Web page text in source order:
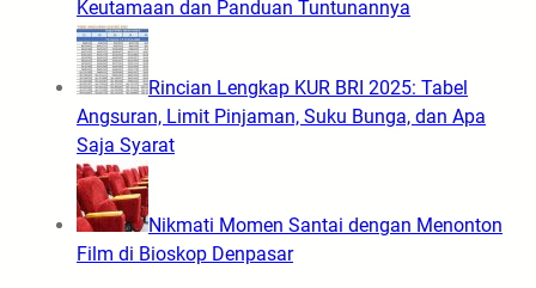
Keutamaan dan Panduan Tuntunannya
Rincian Lengkap KUR BRI 2025: Tabel
Angsuran, Limit Pinjaman, Suku Bunga, dan Apa
Saja Syarat
Nikmati Momen Santai dengan Menonton
Film di Bioskop Denpasar